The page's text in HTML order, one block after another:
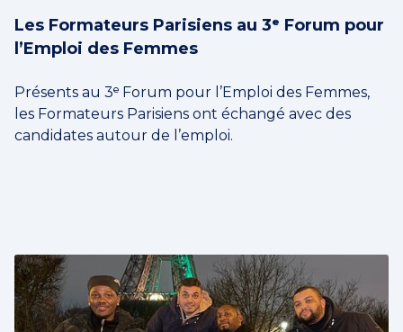
Les Formateurs Parisiens au 3ᵉ Forum pour
l’Emploi des Femmes
Présents au 3ᵉ Forum pour l’Emploi des Femmes,
les Formateurs Parisiens ont échangé avec des
candidates autour de l’emploi.